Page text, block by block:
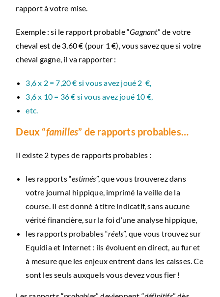
rapport à votre mise.
Exemple : si le rapport probable “Gagnant” de votre
cheval est de 3,60 € (pour 1 €), vous savez que si votre
cheval gagne, il va rapporter :
3,6 x 2 = 7,20 € si vous avez joué 2 €,
3,6 x 10 = 36 € si vous avez joué 10 €,
etc.
Deux “familles” de rapports probables…
Il existe 2 types de rapports probables :
les rapports “estimés”, que vous trouverez dans
votre journal hippique, imprimé la veille de la
course. Il est donné à titre indicatif, sans aucune
vérité financière, sur la foi d’une analyse hippique,
les rapports probables “réels”, que vous trouvez sur
Equidia et Internet : ils évoluent en direct, au fur et
à mesure que les enjeux entrent dans les caisses. Ce
sont les seuls auxquels vous devez vous fier !